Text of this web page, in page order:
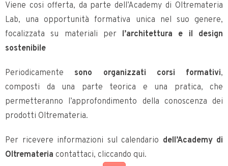
Viene cosi offerta, da parte dell’Academy di Oltremateria
Lab, una opportunità formativa unica nel suo genere,
focalizzata su materiali per l’architettura e il design
sostenibile
Periodicamente sono organizzati corsi formativi,
composti da una parte teorica e una pratica, che
permetteranno l’approfondimento della conoscenza dei
prodotti Oltremateria.
Per ricevere informazioni sul calendario dell’Academy di
Oltremateria contattaci, cliccando qui.